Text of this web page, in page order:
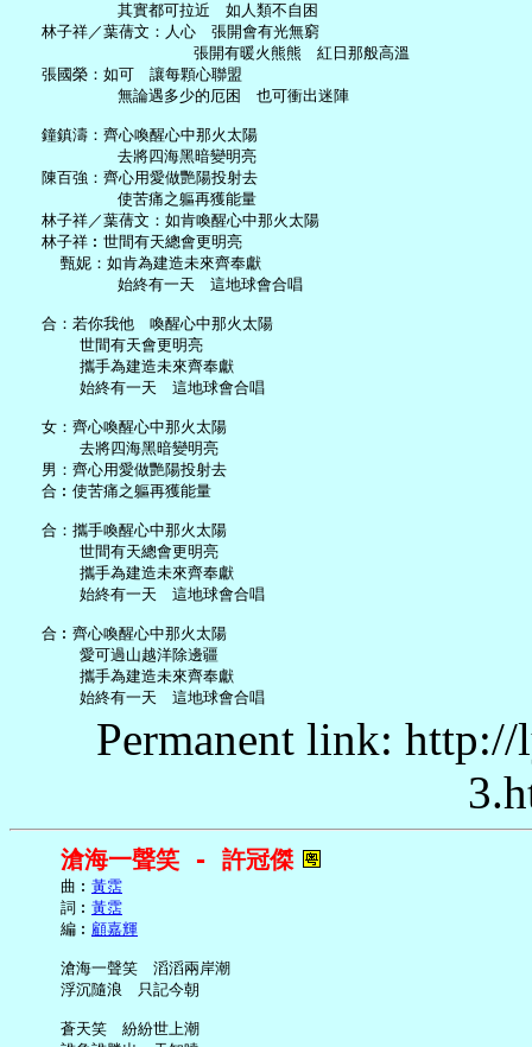
           其實都可拉近　如人類不自困
   林子祥／葉蒨文：人心　張開會有光無窮
                   張開有暖火熊熊　紅日那般高溫
   張國榮：如可　讓每顆心聯盟
           無論遇多少的厄困　也可衝出迷陣
   鐘鎮濤：齊心喚醒心中那火太陽
           去將四海黑暗變明亮
   陳百強：齊心用愛做艷陽投射去
           使苦痛之軀再獲能量
   林子祥／葉蒨文：如肯喚醒心中那火太陽
   林子祥︰世間有天總會更明亮
     甄妮：如肯為建造未來齊奉獻
           始終有一天　這地球會合唱
   合：若你我他　喚醒心中那火太陽
       世間有天會更明亮
       攜手為建造未來齊奉獻
       始終有一天　這地球會合唱
   女：齊心喚醒心中那火太陽
       去將四海黑暗變明亮
   男：齊心用愛做艷陽投射去
   合︰使苦痛之軀再獲能量
   合：攜手喚醒心中那火太陽
       世間有天總會更明亮
       攜手為建造未來齊奉獻
       始終有一天　這地球會合唱
   合︰齊心喚醒心中那火太陽
       愛可過山越洋除邊疆
       攜手為建造未來齊奉獻
Permanent link:
滄海一聲笑 - 許冠傑
     曲︰
黃霑
     詞︰
黃霑
     編︰
顧嘉輝
     滄海一聲笑　滔滔兩岸潮
     浮沉隨浪　只記今朝
     蒼天笑　紛紛世上潮